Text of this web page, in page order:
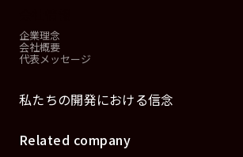
企業理念
会社概要
代表メッセージ
私たちの開発における信念
Related company